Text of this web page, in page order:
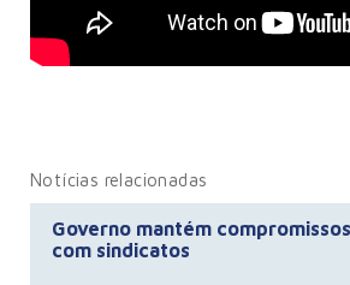
Notícias relacionadas
Governo mantém
com sindicatos